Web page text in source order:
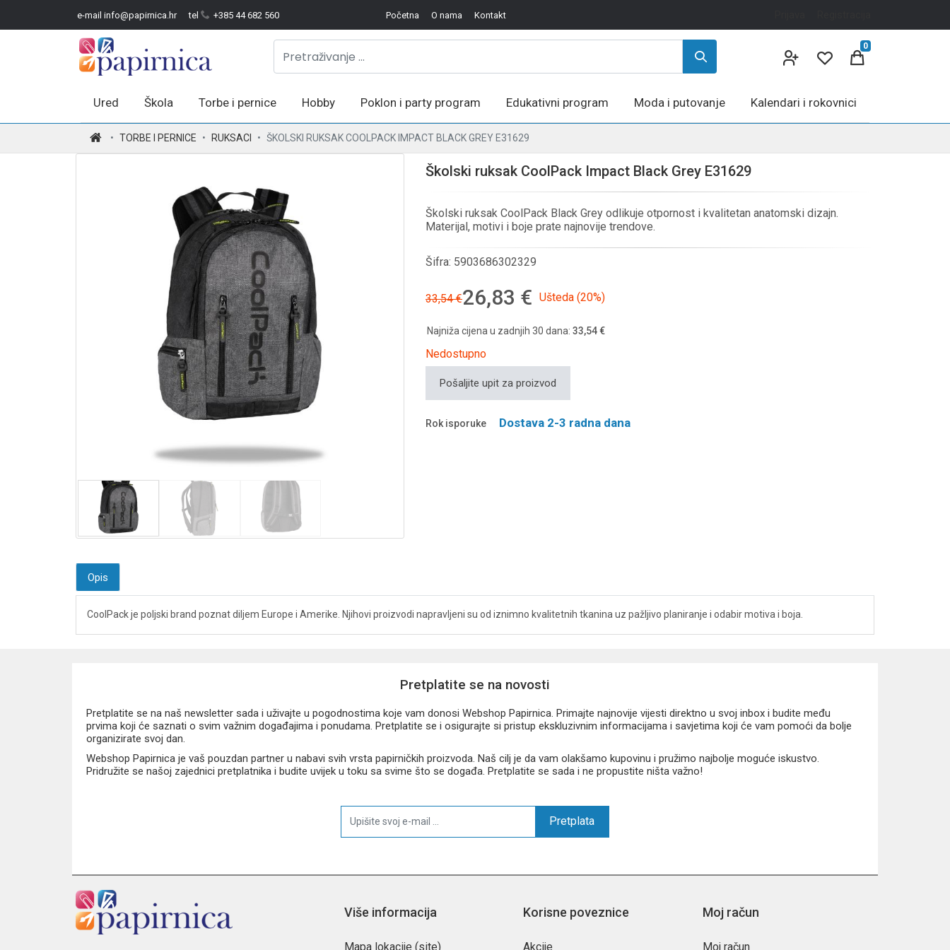
e-mail info@papirnica.hr tel +385 44 682 560 Početna O nama Kontakt
0
Ured Škola Torbe i pernice Hobby Poklon i party program Edukativni program Moda i putovanje Kalendari i rokovnici
TORBE I PERNICE RUKSACI ŠKOLSKI RUKSAK COOLPACK IMPACT BLACK GREY E31629
Školski ruksak CoolPack Impact Black Grey E31629
Školski ruksak CoolPack Black Grey odlikuje otpornost i kvalitetan anatomski dizajn.
Materijal, motivi i boje prate najnovije trendove.
Šifra: 5903686302329
33,54 €26,83 € Ušteda (20%)
Najniža cijena u zadnjih 30 dana: 33,54 €
Nedostupno
Pošaljite upit za proizvod
Rok isporuke Dostava 2-3 radna dana
Opis
CoolPack je poljski brand poznat diljem Europe i Amerike. Njihovi proizvodi napravljeni su od iznimno kvalitetnih tkanina uz pažljivo planiranje i odabir motiva i boja.
Pretplatite se na novosti
Pretplatite se na naš newsletter sada i uživajte u pogodnostima koje vam donosi Webshop Papirnica. Primajte najnovije vijesti direktno u svoj inbox i budite među
prvima koji će saznati o svim važnim događajima i ponudama. Pretplatite se i osigurajte si pristup ekskluzivnim informacijama i savjetima koji će vam pomoći da bolje
organizirate svoj dan.
Webshop Papirnica je vaš pouzdan partner u nabavi svih vrsta papirničkih proizvoda. Naš cilj je da vam olakšamo kupovinu i pružimo najbolje moguće iskustvo.
Pridružite se našoj zajednici pretplatnika i budite uvijek u toku sa svime što se događa. Pretplatite se sada i ne propustite ništa važno!
Pretplata
Više informacija
Mapa lokacije (site)
Korisne poveznice
Akcije
Moj račun
Moj račun